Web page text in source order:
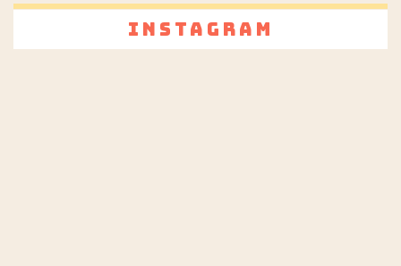
Instagram